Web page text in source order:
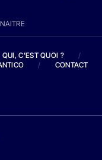
C'EST QUOI ?
/
/ CONTACT